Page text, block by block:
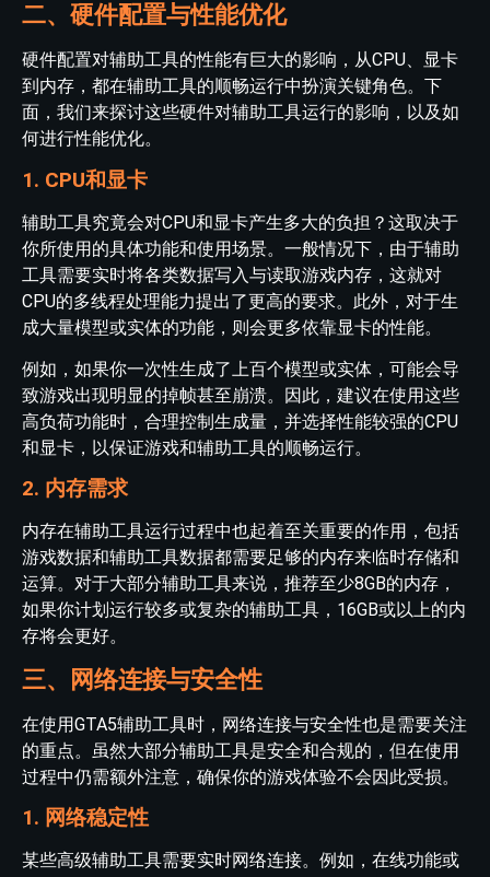
二、硬件配置与性能优化
硬件配置对辅助工具的性能有巨大的影响，从CPU、显卡
到内存，都在辅助工具的顺畅运行中扮演关键角色。下
面，我们来探讨这些硬件对辅助工具运行的影响，以及如
何进行性能优化。
1. CPU和显卡
辅助工具究竟会对CPU和显卡产生多大的负担？这取决于
你所使用的具体功能和使用场景。一般情况下，由于辅助
工具需要实时将各类数据写入与读取游戏内存，这就对
CPU的多线程处理能力提出了更高的要求。此外，对于生
成大量模型或实体的功能，则会更多依靠显卡的性能。
例如，如果你一次性生成了上百个模型或实体，可能会导
致游戏出现明显的掉帧甚至崩溃。因此，建议在使用这些
高负荷功能时，合理控制生成量，并选择性能较强的CPU
和显卡，以保证游戏和辅助工具的顺畅运行。
2. 内存需求
内存在辅助工具运行过程中也起着至关重要的作用，包括
游戏数据和辅助工具数据都需要足够的内存来临时存储和
运算。对于大部分辅助工具来说，推荐至少8GB的内存，
如果你计划运行较多或复杂的辅助工具，16GB或以上的内
存将会更好。
三、网络连接与安全性
在使用GTA5辅助工具时，网络连接与安全性也是需要关注
的重点。虽然大部分辅助工具是安全和合规的，但在使用
过程中仍需额外注意，确保你的游戏体验不会因此受损。
1. 网络稳定性
某些高级辅助工具需要实时网络连接。例如，在线功能或